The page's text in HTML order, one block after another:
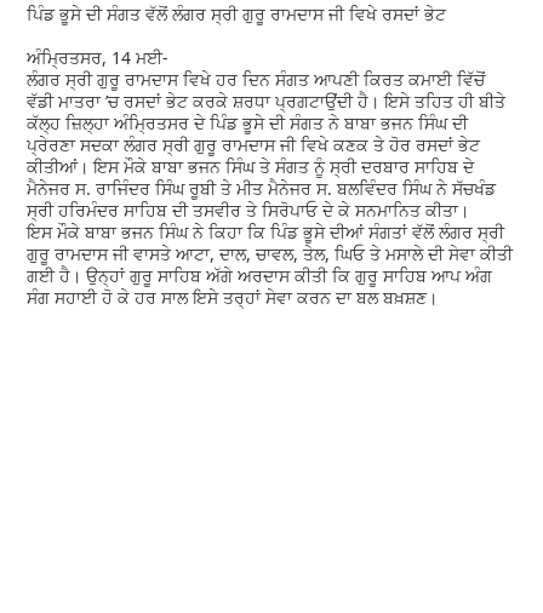
ਪਿੰਡ ਭੂਸੇ ਦੀ ਸੰਗਤ ਵੱਲੋਂ ਲੰਗਰ ਸ੍ਰੀ ਗੁਰੂ ਰਾਮਦਾਸ ਜੀ ਵਿਖੇ ਰਸਦਾਂ ਭੇਟ
ਅੰਮ੍ਰਿਤਸਰ, 14 ਮਈ-
ਲੰਗਰ ਸ੍ਰੀ ਗੁਰੂ ਰਾਮਦਾਸ ਵਿਖੇ ਹਰ ਦਿਨ ਸੰਗਤ ਆਪਣੀ ਕਿਰਤ ਕਮਾਈ ਵਿੱਚੋਂ
ਵੱਡੀ ਮਾਤਰਾ ’ਚ ਰਸਦਾਂ ਭੇਟ ਕਰਕੇ ਸ਼ਰਧਾ ਪ੍ਰਗਟਾਉਂਦੀ ਹੈ। ਇਸੇ ਤਹਿਤ ਹੀ ਬੀਤੇ
ਕੱਲ੍ਹ ਜ਼ਿਲ੍ਹਾ ਅੰਮ੍ਰਿਤਸਰ ਦੇ ਪਿੰਡ ਭੂਸੇ ਦੀ ਸੰਗਤ ਨੇ ਬਾਬਾ ਭਜਨ ਸਿੰਘ ਦੀ
ਪ੍ਰੇਰਣਾ ਸਦਕਾ ਲੰਗਰ ਸ੍ਰੀ ਗੁਰੂ ਰਾਮਦਾਸ ਜੀ ਵਿਖੇ ਕਣਕ ਤੇ ਹੋਰ ਰਸਦਾਂ ਭੇਟ
ਕੀਤੀਆਂ। ਇਸ ਮੌਕੇ ਬਾਬਾ ਭਜਨ ਸਿੰਘ ਤੇ ਸੰਗਤ ਨੂੰ ਸ੍ਰੀ ਦਰਬਾਰ ਸਾਹਿਬ ਦੇ
ਮੈਨੇਜਰ ਸ. ਰਾਜਿੰਦਰ ਸਿੰਘ ਰੂਬੀ ਤੇ ਮੀਤ ਮੈਨੇਜਰ ਸ. ਬਲਵਿੰਦਰ ਸਿੰਘ ਨੇ ਸੱਚਖੰਡ
ਸ੍ਰੀ ਹਰਿਮੰਦਰ ਸਾਹਿਬ ਦੀ ਤਸਵੀਰ ਤੇ ਸਿਰੋਪਾਓ ਦੇ ਕੇ ਸਨਮਾਨਿਤ ਕੀਤਾ।
ਇਸ ਮੌਕੇ ਬਾਬਾ ਭਜਨ ਸਿੰਘ ਨੇ ਕਿਹਾ ਕਿ ਪਿੰਡ ਭੂਸੇ ਦੀਆਂ ਸੰਗਤਾਂ ਵੱਲੋਂ ਲੰਗਰ ਸ੍ਰੀ
ਗੁਰੂ ਰਾਮਦਾਸ ਜੀ ਵਾਸਤੇ ਆਟਾ, ਦਾਲ, ਚਾਵਲ, ਤੇਲ, ਘਿਓ ਤੇ ਮਸਾਲੇ ਦੀ ਸੇਵਾ ਕੀਤੀ
ਗਈ ਹੈ। ਉਨ੍ਹਾਂ ਗੁਰੂ ਸਾਹਿਬ ਅੱਗੇ ਅਰਦਾਸ ਕੀਤੀ ਕਿ ਗੁਰੂ ਸਾਹਿਬ ਆਪ ਅੰਗ
ਸੰਗ ਸਹਾਈ ਹੋ ਕੇ ਹਰ ਸਾਲ ਇਸੇ ਤਰ੍ਹਾਂ ਸੇਵਾ ਕਰਨ ਦਾ ਬਲ ਬਖ਼ਸ਼ਣ।